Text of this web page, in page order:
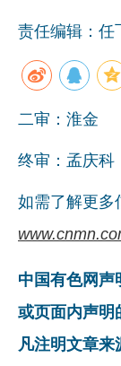
党建工作
企业文化
《资源再生》杂志
行情报价
数字报
责任编辑：任
二审：淮金
终审：孟庆科
如需了解更多
中国有色网声
或页面内声明
凡注明文章